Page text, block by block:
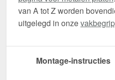
van A tot Z worden
uitgelegd in onze
Montage-instructies